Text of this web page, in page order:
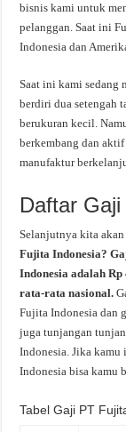
bisnis kami untuk
pelanggan. Saat ini
Indonesia dan
Saat ini kami sedang
berdiri dua setengah
berukuran kecil.
berkembang dan
manufaktur
Daftar
Selanjutnya kita
Fujita Indonesia?
Indonesia adalah
rata-rata nasional.
Fujita Indonesia dan
juga tunjangan
Indonesia. Jika
Indonesia bisa kamu
Tabel Gaji PT